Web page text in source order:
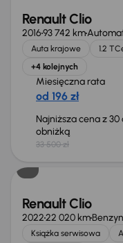
Renault Clio
201693 742 km
Auta krajowe 1.2
+4 kolejnych
Miesięczna rata
od 196 zł
Najniższa cena z
obniżką
33 500 zł
Renault Clio
202222 020 km
Książka serwisowa